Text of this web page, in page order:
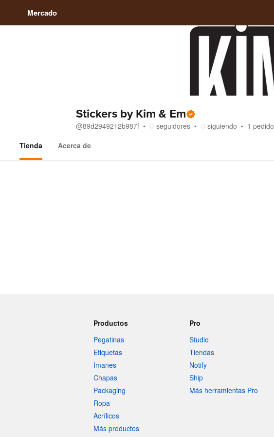
Mercado
Stickers by Kim & Em
@89d2949212b987f seguidores siguiendo 1 pedido
Tienda
Acerca de
Productos
Pegatinas
Etiquetas
Imanes
Chapas
Packaging
Ropa
Acrílicos
Más productos
Pro
Studio
Tiendas
Notify
Ship
Más herramientas Pro